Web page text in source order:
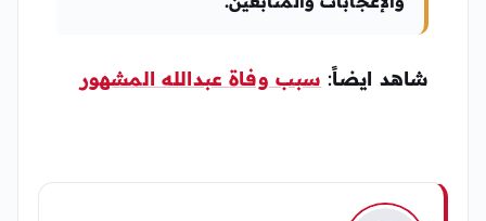
شاهد ايضاً: سبب وفاة عبدالله المشهور